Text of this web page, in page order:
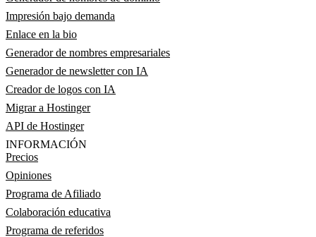
Impresión bajo demanda
Enlace en la bio
Generador de nombres empresariales
Generador de newsletter con IA
Creador de logos con IA
Migrar a Hostinger
API de Hostinger
INFORMACIÓN
Precios
Opiniones
Programa de Afiliado
Colaboración educativa
Programa de referidos